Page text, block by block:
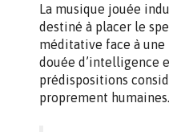
La musique jouée
destiné à placer le
méditative face à une
douée d’intelligence
prédispositions
proprement humaines.